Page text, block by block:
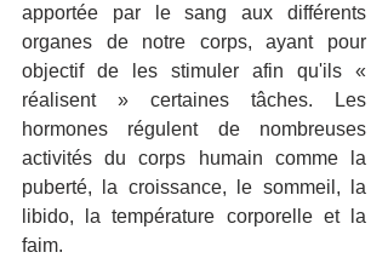
apportée par le sang aux différents
organes de notre corps, ayant pour
objectif de les stimuler afin qu'ils «
réalisent » certaines tâches. Les
hormones régulent de nombreuses
activités du corps humain comme la
puberté, la croissance, le sommeil, la
libido, la température corporelle et la
faim.